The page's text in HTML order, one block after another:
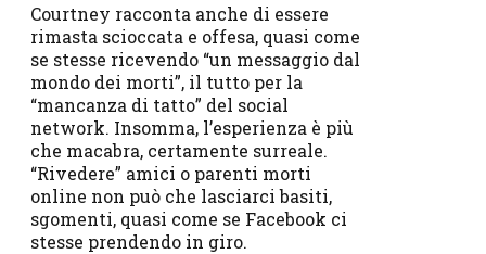
Courtney racconta anche di essere
rimasta scioccata e offesa, quasi come
se stesse ricevendo “un messaggio dal
mondo dei morti”, il tutto per la
“mancanza di tatto” del social
network. Insomma, l’esperienza è più
che macabra, certamente surreale.
“Rivedere” amici o parenti morti
online non può che lasciarci basiti,
sgomenti, quasi come se Facebook ci
stesse prendendo in giro.